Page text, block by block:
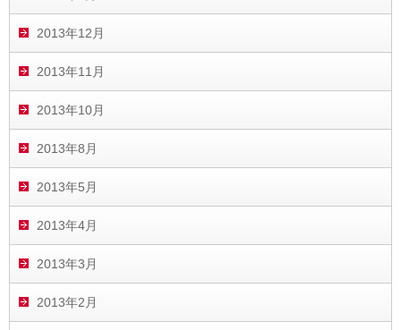
2013年12月
2013年11月
2013年10月
2013年8月
2013年5月
2013年4月
2013年3月
2013年2月